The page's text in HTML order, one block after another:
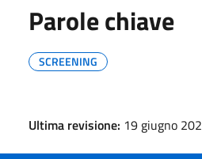
Parole chiave
SCREENING
Ultima revisione: 19 giugno